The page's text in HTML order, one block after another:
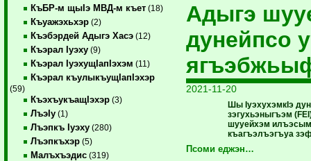
КъБР-м щыIэ МВД-м къет (18)
Къуажэхьхэр (2)
Къэбэрдей Адыгэ Хасэ (12)
Къэрал Iуэху (9)
Къэрал IуэхущIапIэхэм (11)
Къэрал къулыкъущIапIэхэр
(59)
КъэхъукъащIэхэр (3)
ЛъэIу (1)
Лъэпкъ Iуэху (280)
Лъэпкъхэр (5)
Малъхъэдис (319)
Адыгэ
дунейпсо
2021-11-20
Шы IуэхухэмкIэ
зэгухьэныгъэм
шууейхэм
къагъэлъэгъуа
Псоми еджэн…